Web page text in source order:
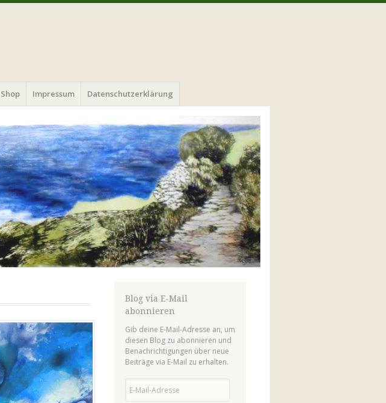
Shop Impressum Datenschutzerklärung
Blog via E-Mail
abonnieren
Gib deine E-Mail-Adresse an, um
diesen Blog zu abonnieren und
Benachrichtigungen über neue
Beiträge via E-Mail zu erhalten.
Mail-